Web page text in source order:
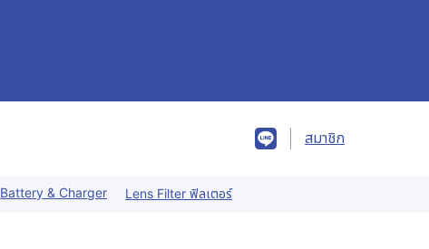
สมาชิก
Battery & Charger Lens Filter ฟิลเตอร์